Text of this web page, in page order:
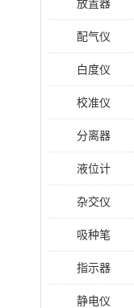
放置器
配气仪
白度仪
校准仪
分离器
液位计
杂交仪
吸种笔
指示器
静电仪